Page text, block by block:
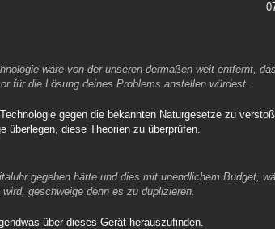
wäre von der unseren dermaßen weit entfernt,
für die Lösung deines Problems anstellen würdest.
gegen die bekannten Naturgesetze zu
überlegen, diese Theorien zu überprüfen.
gegeben hätte und dies mit unendlichem Budget,
geschweige denn es zu duplizieren.
über dieses Gerät herauszufinden.